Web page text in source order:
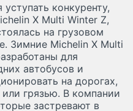
конкуренту,
X Multi Winter Z,
на грузовом
Зимние Michelin X Multi
для
автобусов и
на дорогах,
грязью. В компании
застревают в